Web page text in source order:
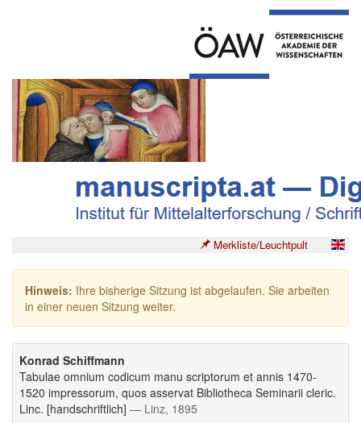
Merkliste/Leuchtpult
Hinweis: Ihre bisherige Sitzung ist abgelaufen. Sie arbeiten
in einer neuen Sitzung weiter.
Konrad Schiffmann
Tabulae omnium codicum manu scriptorum et annis 1470-
1520 impressorum, quos asservat Bibliotheca Seminarii cleric.
Linc. [handschriftlich] — Linz, 1895